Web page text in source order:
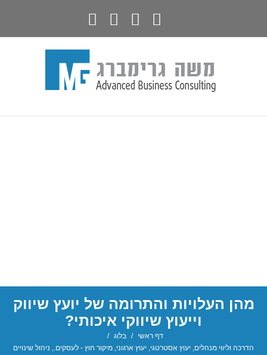
מהן העלויות והתרומה של יועץ שיווק
וייעוץ שיווקי איכותי?
דף ראשי / בלוג
/
הדרכה וליווי מנהלים, יעוץ אסטרטגי, יעוץ ארגוני, מיקור חוץ - לעסקים., ניהול שינויים